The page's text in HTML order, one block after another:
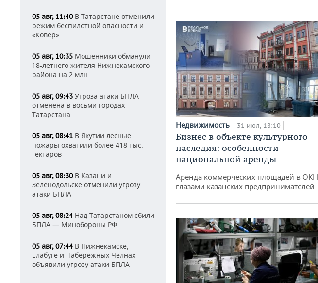
05 авг, 11:40В Татарстане отменили
режим беспилотной опасности и
«Ковер»
05 авг, 10:35 Мошенники обманули
18-летнего жителя Нижнекамского
района на 2 млн
05 авг, 09:43 Угроза атаки БПЛА
отменена в восьми городах
Татарстана
05 авг, 08:41 В Якутии лесные
пожары охватили более 418 тыс.
гектаров
05 авг, 08:30В Казани и
Зеленодольске отменили угрозу
атаки БПЛА
05 авг, 08:24Над Татарстаном сбили
БПЛА — Минобороны РФ
05 авг, 07:44В Нижнекамске,
Елабуге и Набережных Челнах
объявили угрозу атаки БПЛА
Недвижимость 31 июл, 18:10
Бизнес в объекте культурного
наследия: особенности
национальной аренды
Аренда коммерческих площадей в ОКН
глазами казанских предпринимателей